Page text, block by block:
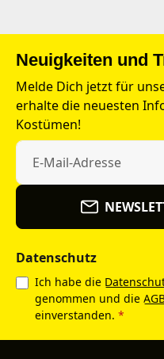
Neuigkeiten und
Melde Dich jetzt für
erhalte die neuesten
Kostümen!
Datenschutz
Ich habe die
genommen und die
einverstanden. *